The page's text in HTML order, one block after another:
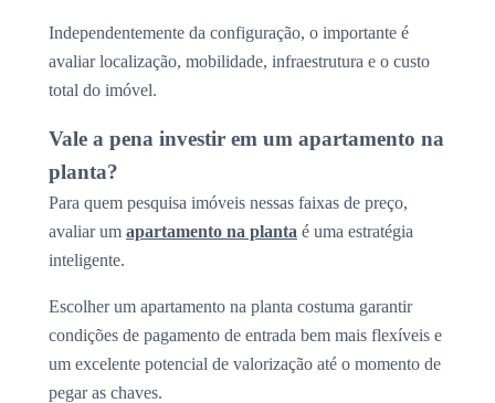
Independentemente da configuração, o importante é
avaliar localização, mobilidade, infraestrutura e o custo
total do imóvel.
Vale a pena investir em um apartamento na
planta?
Para quem pesquisa imóveis nessas faixas de preço,
avaliar um apartamento na planta é uma estratégia
inteligente.
Escolher um apartamento na planta costuma garantir
condições de pagamento de entrada bem mais flexíveis e
um excelente potencial de valorização até o momento de
pegar as chaves.